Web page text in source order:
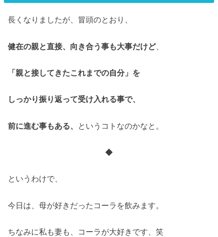
長くなりましたが、冒頭のとおり、
健在の親と直接、向き合う事も大事だけど、
「親と接してきたこれまでの自分」を
しっかり振り返って受け入れる事で、
前に進む事もある、 というコトなのかなと。
◆
というわけで、
今日は、母が好きだったコーラを飲みます。
ちなみに私も妻も、コーラが大好きです、笑